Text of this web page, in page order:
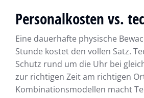
Personalkosten vs.
Eine dauerhafte physische
Stunde kostet den vollen Satz.
Schutz rund um die Uhr bei
zur richtigen Zeit am richtigen
Kombinationsmodellen macht